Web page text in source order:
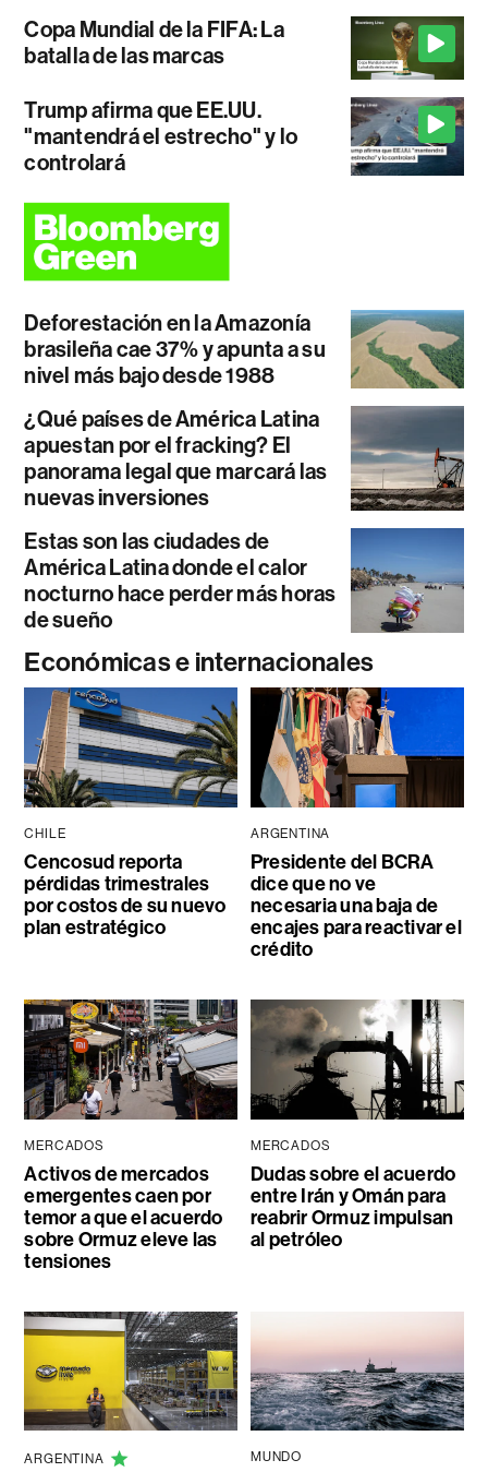
Copa Mundial de la FIFA: La
batalla de las marcas
Trump afirma que EE.UU.
"mantendrá el estrecho" y lo
controlará
Deforestación en la Amazonía
brasileña cae 37% y apunta a su
nivel más bajo desde 1988
¿Qué países de América Latina
apuestan por el fracking? El
panorama legal que marcará las
nuevas inversiones
Estas son las ciudades de
América Latina donde el calor
nocturno hace perder más horas
de sueño
Económicas e internacionales
CHILE
Cencosud reporta
pérdidas trimestrales
por costos de su nuevo
plan estratégico
ARGENTINA
Presidente del BCRA
dice que no ve
necesaria una baja de
encajes para reactivar el
crédito
MERCADOS
Activos de mercados
emergentes caen por
temor a que el acuerdo
sobre Ormuz eleve las
tensiones
MERCADOS
Dudas sobre el acuerdo
entre Irán y Omán para
reabrir Ormuz impulsan
al petróleo
ARGENTINA MUNDO